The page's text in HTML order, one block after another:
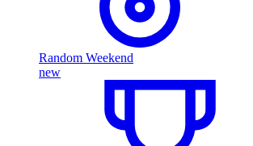
Random Weekend
new